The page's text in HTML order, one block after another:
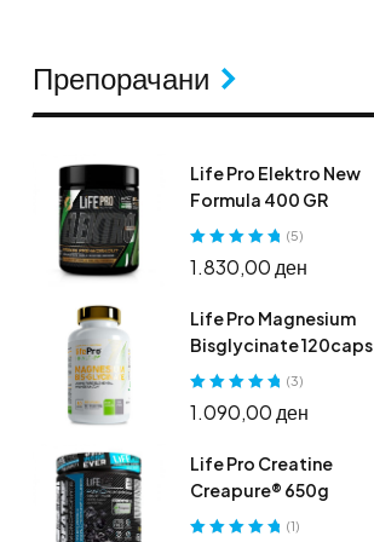
Препорачани
Life Pro Elektro New
Formula 400 GR
Оценето
5.00
(5)
1.830,00ден
Life Pro Magnesium
Bisglycinate 120caps
Оценето
5.00
(3)
1.090,00ден
Life Pro Creatine
Creapure® 650g
(1)